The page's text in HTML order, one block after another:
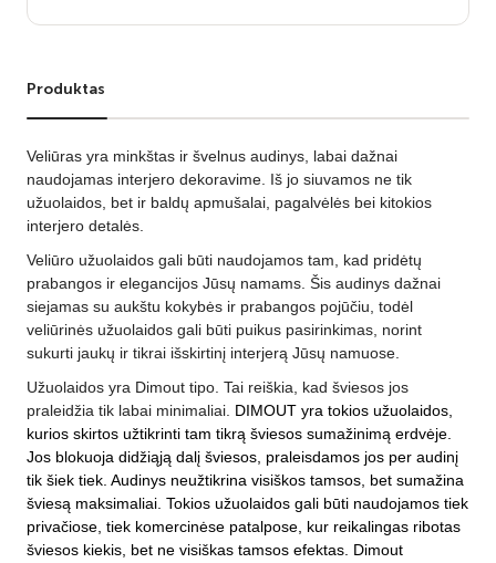
Produktas
Veliūras yra minkštas ir švelnus audinys, labai dažnai
naudojamas interjero dekoravime. Iš jo siuvamos ne tik
užuolaidos, bet ir baldų apmušalai, pagalvėlės bei kitokios
interjero detalės.
Veliūro užuolaidos gali būti naudojamos tam, kad pridėtų
prabangos ir elegancijos Jūsų namams. Šis audinys dažnai
siejamas su aukštu kokybės ir prabangos pojūčiu, todėl
veliūrinės užuolaidos gali būti puikus pasirinkimas, norint
sukurti jaukų ir tikrai išskirtinį interjerą Jūsų namuose.
Užuolaidos yra Dimout tipo. Tai reiškia, kad šviesos jos
praleidžia tik labai minimaliai. DIMOUT yra tokios užuolaidos,
kurios skirtos užtikrinti tam tikrą šviesos sumažinimą erdvėje.
Jos blokuoja didžiąją dalį šviesos, praleisdamos jos per audinį
tik šiek tiek. Audinys neužtikrina visiškos tamsos, bet sumažina
šviesą maksimaliai. Tokios užuolaidos gali būti naudojamos tiek
privačiose, tiek komercinėse patalpose, kur reikalingas ribotas
šviesos kiekis, bet ne visiškas tamsos efektas. Dimout